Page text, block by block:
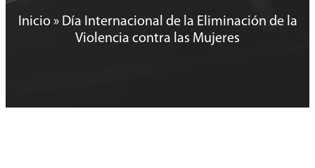
Inicio» Día Internacional de la Eliminación de la
Violencia contra las Mujeres